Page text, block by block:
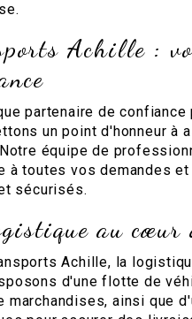
Achille :
partenaire de
un point d'honneur à
équipe de
à toutes vos demandes
sécurisés.
au cœur
Achille, la
d'une flotte de
marchandises, ainsi que